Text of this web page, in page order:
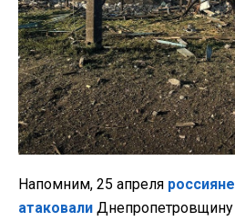
Напомним, 25 апреля
атаковали